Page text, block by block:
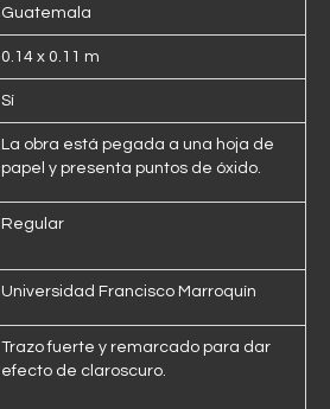
Guatemala
0.14 x 0.11 m
Sí
La obra está pegada a una hoja de
papel y presenta puntos de óxido.
Regular
Universidad Francisco Marroquín
Trazo fuerte y remarcado para dar
efecto de claroscuro.